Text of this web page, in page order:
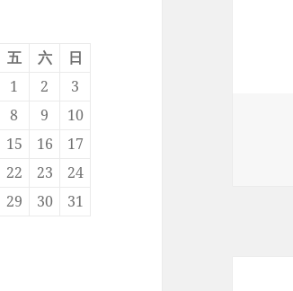
五 六
日
1
2
3
8 9
10
15 16
17
22 23
24
29 30
31